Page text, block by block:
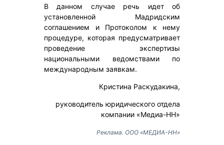
В данном случае речь идет об
установленной Мадридским
соглашением и Протоколом к нему
процедуре, которая предусматривает
проведение экспертизы
национальными ведомствами по
международным заявкам.
Кристина Раскудакина,
руководитель юридического отдела
компании «Медиа-НН»
Реклама. ООО «МЕДИА-НН»